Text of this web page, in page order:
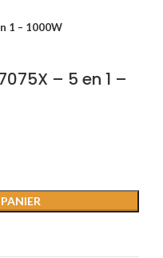
1 – 1000W
– 5 en 1 –